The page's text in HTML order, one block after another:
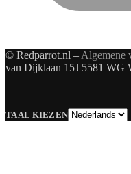
© Redparrot.nl – Algemene
van Dijklaan 15J 5581 WG
TAAL KIEZENTaal